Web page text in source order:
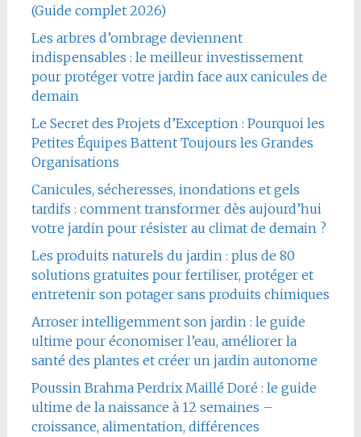
(Guide complet 2026)
Les arbres d’ombrage deviennent
indispensables : le meilleur investissement
pour protéger votre jardin face aux canicules de
demain
Le Secret des Projets d’Exception : Pourquoi les
Petites Équipes Battent Toujours les Grandes
Organisations
Canicules, sécheresses, inondations et gels
tardifs : comment transformer dès aujourd’hui
votre jardin pour résister au climat de demain ?
Les produits naturels du jardin : plus de 80
solutions gratuites pour fertiliser, protéger et
entretenir son potager sans produits chimiques
Arroser intelligemment son jardin : le guide
ultime pour économiser l’eau, améliorer la
santé des plantes et créer un jardin autonome
Poussin Brahma Perdrix Maillé Doré : le guide
ultime de la naissance à 12 semaines –
croissance, alimentation, différences